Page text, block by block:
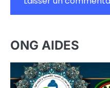
ONG AIDES